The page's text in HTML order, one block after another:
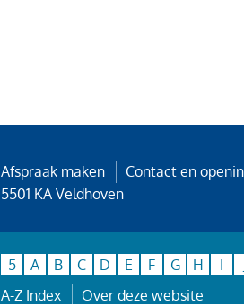
Afspraak maken Contact en
5501 KA Veldhoven
5 A B C D E F G H I
A-Z Index
Over deze website